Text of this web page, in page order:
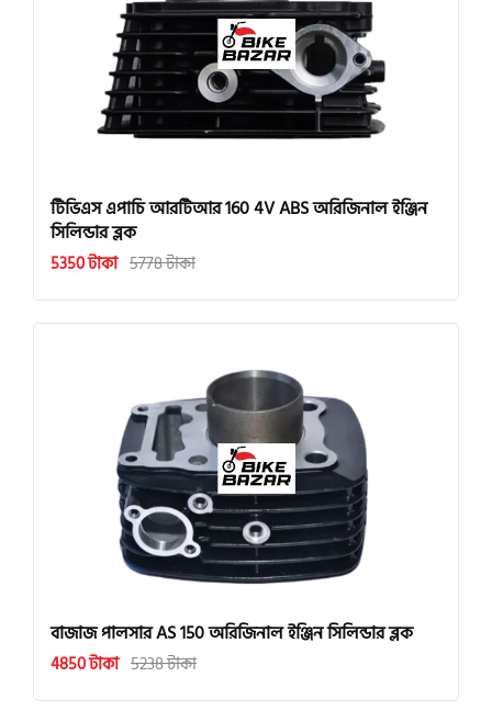
টিভিএস এপাচি আরটিআর 160 4V ABS অরিজিনাল ইঞ্জিন
সিলিন্ডার ব্লক
5350 টাকা 5778 টাকা
বাজাজ পালসার AS 150 অরিজিনাল ইঞ্জিন সিলিন্ডার ব্লক
4850 টাকা 5238 টাকা